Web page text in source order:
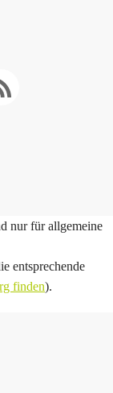
nur für allgemeine
entsprechende
finden).